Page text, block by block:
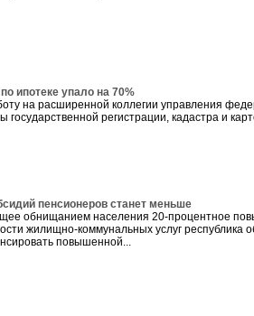
ипотеке упало на 70%
на расширенной коллегии управления
государственной регистрации, кадастра и
пенсионеров станет меньше
обнищанием населения 20-процентное
жилищно-коммунальных услуг республика
повышенной...